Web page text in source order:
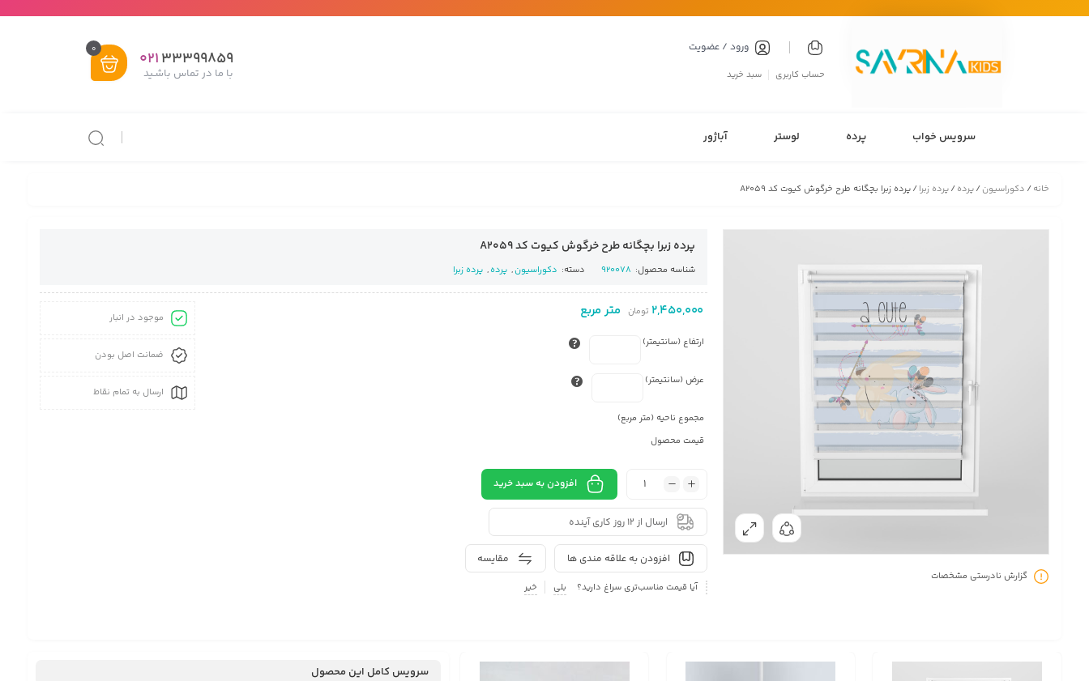
ورود / عضویت
حساب کاربری سبد خرید
33399859
021
با ما در تماس باشـید
0
سرویس خواب پرده لوستر آباژور
خانه/ دکوراسیون/پرده/پرده زبرا/ پرده زبرا بچگانه طرح خرگوش کیوت کد A2059
گزارش نادرستی مشخصات
پرده زبرا بچگانه طرح خرگوش کیوت کد A2059
شناسه محصول: 920078 دسته: دکوراسیون, پرده, پرده زبرا
2,450,000 تومان متر مربع
ارتفاع (سانتیمتر)
عرض (سانتیمتر)
مجموع ناحیه (متر مربع)
قیمت محصول
افزودن به سبد خرید
ارسال از 12 روز کاری آینده
مقایسه افزودن به علاقه مندی ها
آیا قیمت مناسب‌تری سراغ دارید؟ بلی خیر
موجود در انبار
ضمانت اصل بودن
ارسال به تمام نقاط
سرویس کامل این محصول